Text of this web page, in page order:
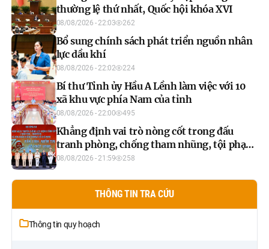
thường lệ thứ nhất, Quốc hội khóa XVI
08/08/2026 - 22:03 262
Bổ sung chính sách phát triển nguồn nhân
lực dầu khí
08/08/2026 - 22:02 224
Bí thư Tỉnh ủy Hầu A Lềnh làm việc với 10
xã khu vực phía Nam của tỉnh
08/08/2026 - 22:00 495
Khẳng định vai trò nòng cốt trong đấu
tranh phòng, chống tham nhũng, tội phạm
kinh tế
08/08/2026 - 21:59 258
THÔNG TIN TRA CỨU
Thông tin quy hoạch